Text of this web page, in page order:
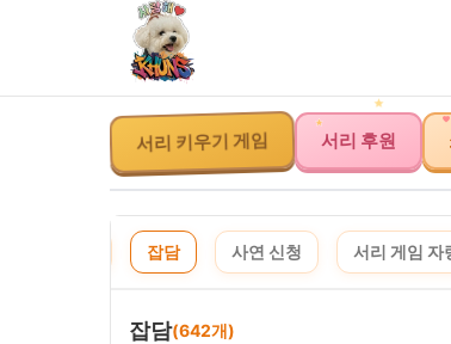
서리 키우기 게임 서리 후원
잡담 사연 신청 서리 게임 자
잡담(642개)